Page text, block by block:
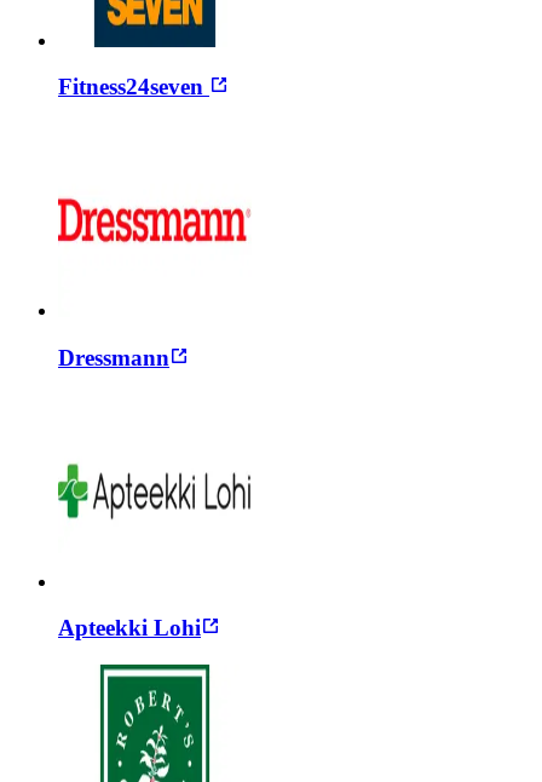
Fitness24seven
Dressmann
Apteekki Lohi